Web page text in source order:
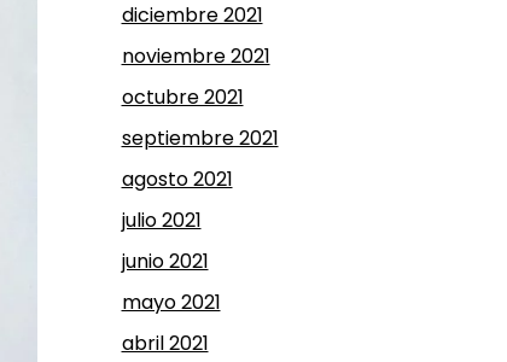
diciembre 2021
noviembre 2021
octubre 2021
septiembre 2021
agosto 2021
julio 2021
junio 2021
mayo 2021
abril 2021